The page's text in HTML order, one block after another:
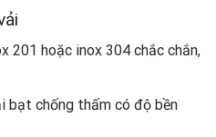
201 hoặc inox 304 chắc chắn,
bạt chống thấm có độ bền